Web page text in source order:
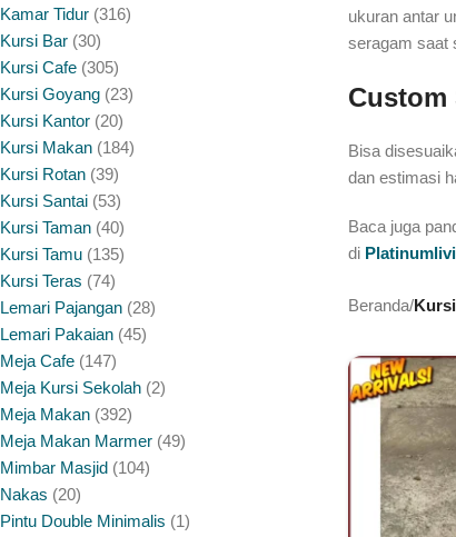
Kamar Tidur 316
Kursi Bar 30
Kursi Cafe 305
Kursi Goyang 23
Kursi Kantor 20
Kursi Makan 184
Kursi Rotan 39
Kursi Santai 53
Kursi Taman 40
Kursi Tamu 135
Kursi Teras 74
Lemari Pajangan 28
Lemari Pakaian 45
Meja Cafe 147
Meja Kursi Sekolah 2
Meja Makan 392
Meja Makan Marmer 49
Mimbar Masjid 104
Nakas 20
Pintu Double Minimalis 1
ukuran antar
seragam saat
Custom
Bisa
dan estimasi
Baca juga
di
Beranda/